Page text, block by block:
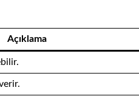
Açıklama